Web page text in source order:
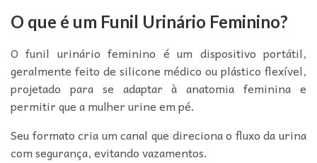
O que é um Funil Urinário Feminino?
O funil urinário feminino é um dispositivo portátil,
geralmente feito de silicone médico ou plástico flexível,
projetado para se adaptar à anatomia feminina e
permitir que a mulher urine em pé.
Seu formato cria um canal que direciona o fluxo da urina
com segurança, evitando vazamentos.